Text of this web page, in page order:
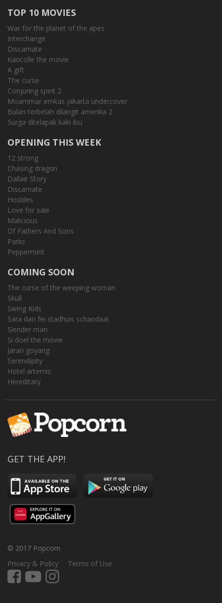
TOP 10 MOVIES
War for the planet of the apes
Interchange
Discarnate
Kancolle the movie
A gift
The curse
Conjuring spirit 2
Moammar emkas jakarta undercover
Bulan terbelah dilangit amerika 2
Surga ditelapak kaki ibu
OPENING THIS WEEK
12 strong
Chasing dragon
Dallae Story
Discarnate
Hostiles
Love for sale
Malicious
Of Fathers And Sons
Parks
Peppermint
COMING SOON
The curse of the weeping woman
Skull
Swing Kids
Sara dan fei stadhuis schandaal
Slender man
Si doel the movie
Jaran goyang
Serendipity
Hotel artemis
Hereditary
GET THE APP!
© 2017 Popcorn
Privacy & Policy
Terms of Use